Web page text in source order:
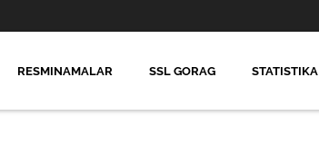
RESMINAMALAR SSL GORAG STATISTIKA